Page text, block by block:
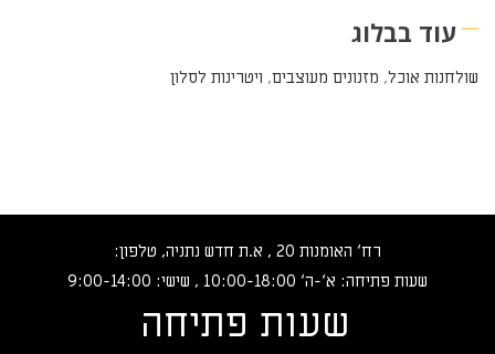
עוד בבלוג
שולחנות אוכל, מזנונים מעוצבים, ויטרינות לסלון
רח‘ האומנות 20 , א.ת חדש נתניה, טלפון:
שעות פתיחה: א‘-ה‘ 10:00-18:00 , שישי: 9:00-14:00
שעות פתיחה